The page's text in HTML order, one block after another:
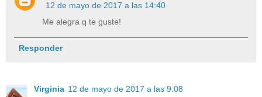
12 de mayo de 2017 a las 14:40
Me alegra q te guste!
Responder
Virginia 12 de mayo de 2017 a las 9:08